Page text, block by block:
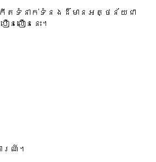
ើតទំនាក់ទំនងដ៏មានអត្ថន័យជា
ឿននេះ។
រណ៍។